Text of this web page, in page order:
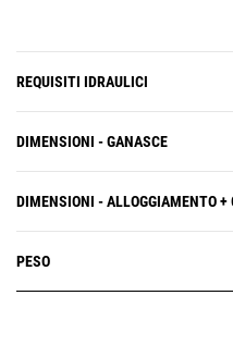
REQUISITI IDRAULICI
DIMENSIONI - GANASCE
DIMENSIONI - ALLOGGIAMENTO +
PESO